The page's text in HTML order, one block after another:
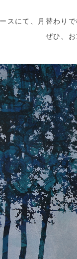
スにて、月替わりで
ぜひ、